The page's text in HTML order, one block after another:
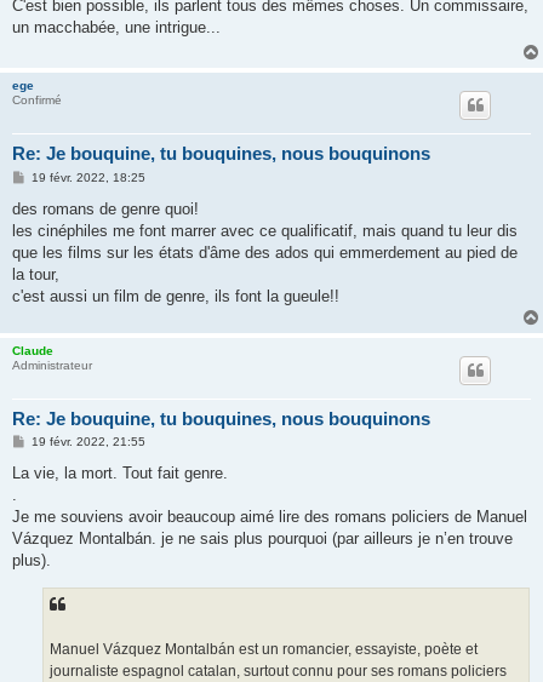
a
C'est bien possible, ils parlent tous des mêmes choses. Un commissaire,
un macchabée, une intrigue...
ege
Confirmé
Re: Je bouquine, tu bouquines, nous bouquinons
M
s
a
g
19 févr. 2022, 18:25
des romans de genre quoi!
les cinéphiles me font marrer avec ce qualificatif, mais quand tu leur dis
que les films sur les états d'âme des ados qui emmerdement au pied de
la tour,
c'est aussi un film de genre, ils font la gueule!!
Claude
Administrateur
Re: Je bouquine, tu bouquines, nous bouquinons
M
s
g
19 févr. 2022, 21:55
La vie, la mort. Tout fait genre.
.
Je me souviens avoir beaucoup aimé lire des romans policiers de Manuel
Vázquez Montalbán. je ne sais plus pourquoi (par ailleurs je n’en trouve
plus).
Manuel Vázquez Montalbán est un romancier, essayiste, poète et
journaliste espagnol catalan, surtout connu pour ses romans policiers